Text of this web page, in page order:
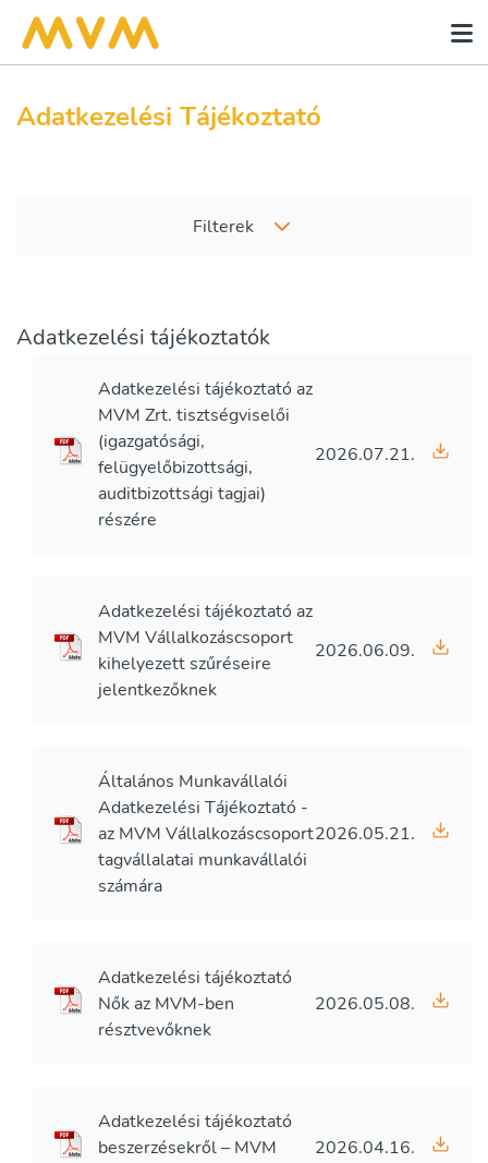
Adatkezelési Tájékoztató
Filterek
Adatkezelési tájékoztatók
Adatkezelési tájékoztató az
MVM Zrt. tisztségviselői
(igazgatósági,
felügyelőbizottsági,
auditbizottsági tagjai)
részére
2026.07.21.
Adatkezelési tájékoztató az
MVM Vállalkozáscsoport
kihelyezett szűréseire
jelentkezőknek
2026.06.09.
Általános Munkavállalói
Adatkezelési Tájékoztató -
az MVM Vállalkozáscsoport
tagvállalatai munkavállalói
számára
2026.05.21.
Adatkezelési tájékoztató
Nők az MVM-ben
résztvevőknek
2026.05.08.
Adatkezelési tájékoztató
beszerzésekről – MVM
2026.04.16.